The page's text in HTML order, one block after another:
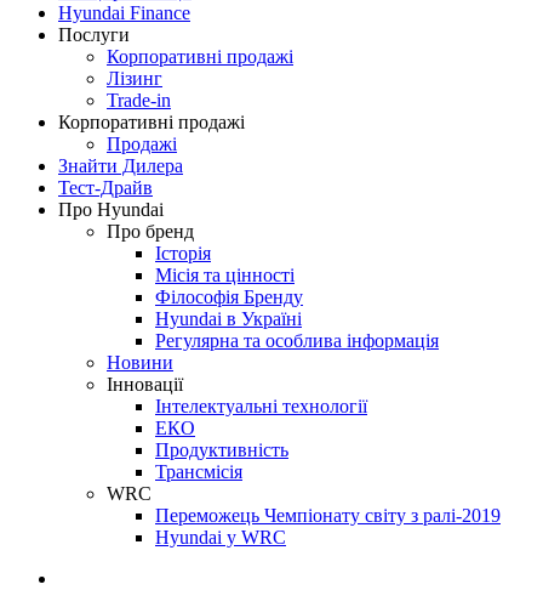
Hyundai Finance
Послуги
Корпоративні продажі
Лізинг
Trade-in
Корпоративні продажі
Продажі
Знайти Дилера
Тест-Драйв
Про Hyundai
Про бренд
Історія
Місія та цінності
Філософія Бренду
Hyundai в Україні
Регулярна та особлива інформація
Новини
Інновації
Інтелектуальні технології
ЕКО
Продуктивність
Трансмісія
WRC
Переможець Чемпіонату світу з ралі-2019
Hyundai у WRC